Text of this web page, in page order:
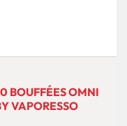
BOUFFÉES OMNI
VAPORESSO